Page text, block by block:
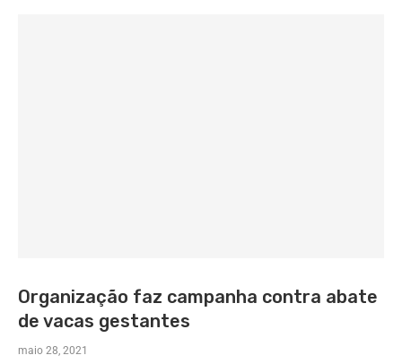
Organização faz campanha contra abate
de vacas gestantes
maio 28, 2021